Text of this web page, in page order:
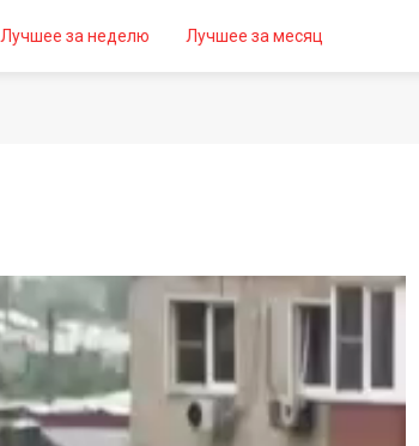
Лучшее за неделю Лучшее за месяц